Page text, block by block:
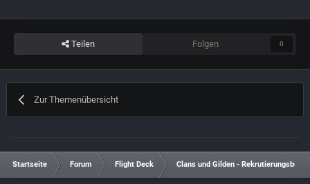
Teilen Folgen 0
Zur Themenübersicht
Startseite Forum Flight Deck Clans und Gilden - Rekrutierungsbüro